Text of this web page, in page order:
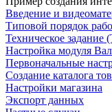
Введение и
Типовой порядок
Техническое задание
Настройка модуля
Первоначальные
Создание каталога
Настройки магазина
Экспорт данных